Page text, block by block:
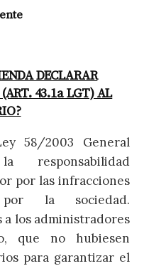
DECLARAR
43.1a LGT) AL
58/2003 General
responsabilidad
por las infracciones
por la sociedad.
a los administradores
que no hubiesen
para garantizar el